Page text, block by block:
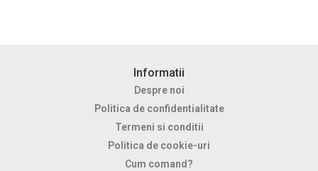
Informatii
Despre noi
Politica de confidentialitate
Termeni si conditii
Politica de cookie-uri
Cum comand?